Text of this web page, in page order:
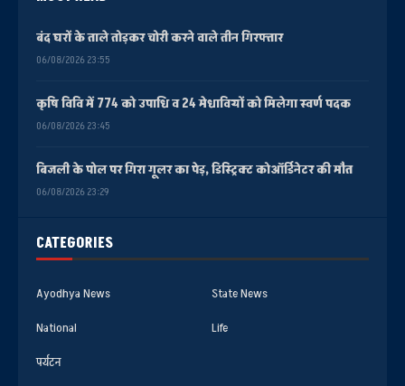
CATEGORIES
Ayodhya News
State News
National
Life
पर्यटन
बंद घरों के ताले तोड़कर चोरी करने वाले तीन गिरफ्तार
06/08/2026 23:55
कृषि विवि में 774 को उपाधि व 24 मेधावियों को मिलेगा स्वर्ण पदक
06/08/2026 23:45
बिजली के पोल पर गिरा गूलर का पेड़, डिस्ट्रिक्ट कोऑर्डिनेटर की मौत
06/08/2026 23:29